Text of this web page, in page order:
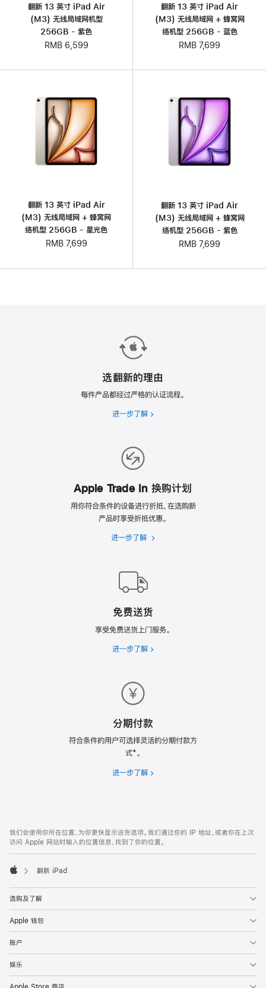
翻新 13 英寸 iPad Air
(M3) 无线局域网机型
256GB - 紫色
RMB 6,599
翻新 13 英寸 iPad Air
(M3) 无线局域网 + 蜂窝网
络机型 256GB - 蓝色
RMB 7,699
翻新 13 英寸 iPad Air
(M3) 无线局域网 + 蜂窝网
络机型 256GB - 星光色
RMB 7,699
翻新 13 英寸 iPad Air
(M3) 无线局域网 + 蜂窝网
络机型 256GB - 紫色
RMB 7,699
选翻新的理由
每件产品都经过严格的认证流程。
进一步了解 选
Apple Trade In 换购计划
用你符合条件的设备进行折抵，在选购新
产品时享受折抵优惠。
进一步了解
Apple
划
免费送货
享受免费送货上门服务。
进一步了解 免
分期付款
符合条件的用户可选择灵活的分期付款方
式*。
进一步了解 分
页
页
脚
注
我们会使用你所在位置，为你更快显示送货选项。我们通过你的 IP 地址，或者你在上次
访问 Apple 网站时输入的位置信息，找到了你的位置。
翻新 iPad
选购及了解
Apple 钱包
账户
娱乐